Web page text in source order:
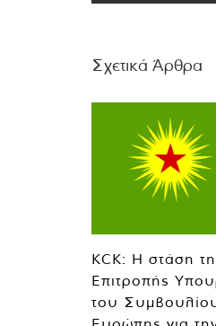
Σχετικά Άρθρα
KCK: Η στάση
Επιτροπής
του